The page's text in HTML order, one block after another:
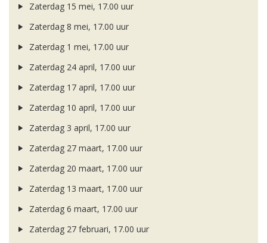
Zaterdag 15 mei, 17.00 uur
Zaterdag 8 mei, 17.00 uur
Zaterdag 1 mei, 17.00 uur
Zaterdag 24 april, 17.00 uur
Zaterdag 17 april, 17.00 uur
Zaterdag 10 april, 17.00 uur
Zaterdag 3 april, 17.00 uur
Zaterdag 27 maart, 17.00 uur
Zaterdag 20 maart, 17.00 uur
Zaterdag 13 maart, 17.00 uur
Zaterdag 6 maart, 17.00 uur
Zaterdag 27 februari, 17.00 uur